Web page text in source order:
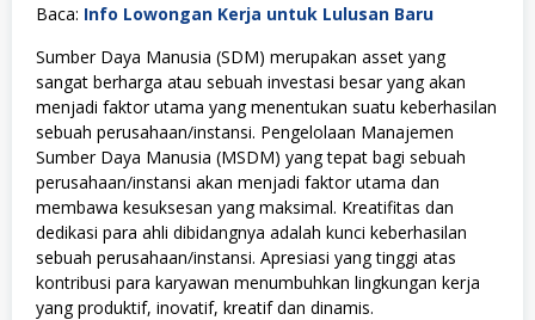
Baca: Info Lowongan Kerja untuk Lulusan Baru
Sumber Daya Manusia (SDM) merupakan asset yang
sangat berharga atau sebuah investasi besar yang akan
menjadi faktor utama yang menentukan suatu keberhasilan
sebuah perusahaan/instansi. Pengelolaan Manajemen
Sumber Daya Manusia (MSDM) yang tepat bagi sebuah
perusahaan/instansi akan menjadi faktor utama dan
membawa kesuksesan yang maksimal. Kreatifitas dan
dedikasi para ahli dibidangnya adalah kunci keberhasilan
sebuah perusahaan/instansi. Apresiasi yang tinggi atas
kontribusi para karyawan menumbuhkan lingkungan kerja
yang produktif, inovatif, kreatif dan dinamis.